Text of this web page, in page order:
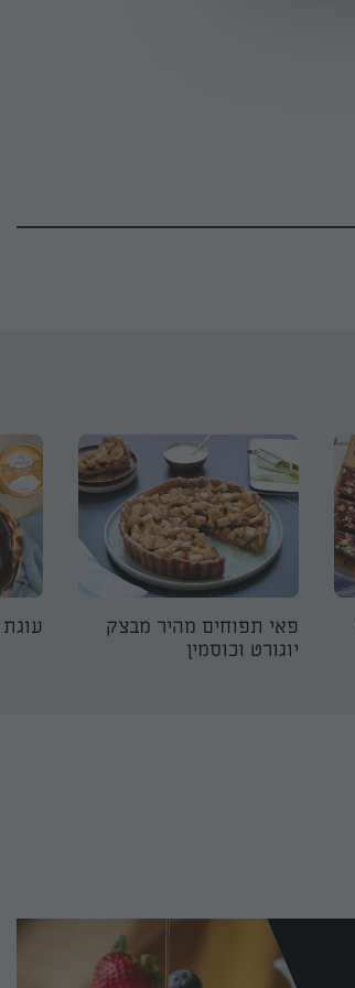
פאי תפוחים מהיר מבצק
יוגורט וכוסמין